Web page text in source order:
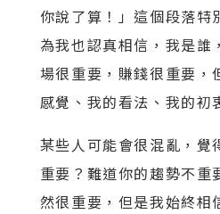
你說了算！」這個段落特
為我也認真相信，我是誰
場很重要，賺錢很重要，
感覺、我的看法、我的初
某些人可能會很混亂，覺
重要？難道你的趨勢不重
然很重要，但是我始終相